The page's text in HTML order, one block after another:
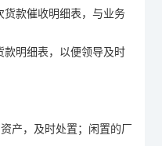
货款催收明细表，与业务
款明细表，以便领导及时
产，及时处置；闲置的厂